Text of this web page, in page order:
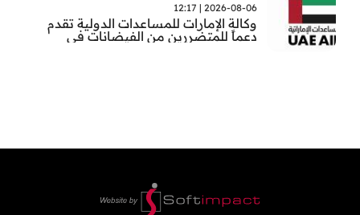
2026-08-06 | 12:17
وكالة الإمارات للمساعدات الدولية تقدم
دعماً للمتضررين من الفيضانات في